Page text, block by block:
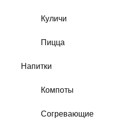
Куличи
Пицца
Напитки
Компоты
Согревающие